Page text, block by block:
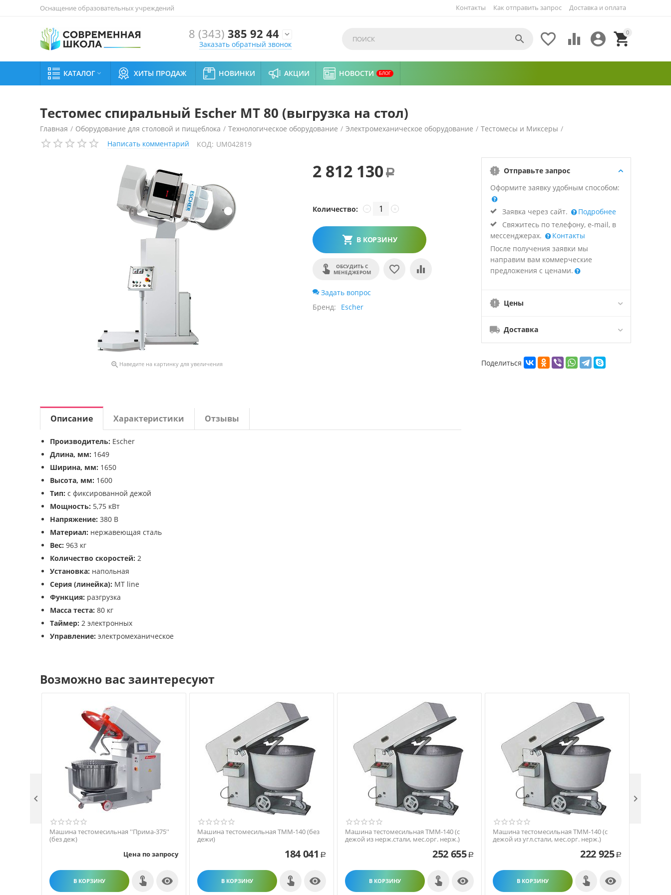
Оснащение образовательных учреждений Как отправить запрос Доставка и оплата
Контакты
8 (343) 385 92 44 
Заказать обратный звонок
0


 

КАТАЛОГ  ХИТЫ ПРОДАЖ НОВИНКИ АКЦИИ НОВОСТИ БЛОГ
Тестомес спиральный Escher MT 80 (выгрузка на стол)
Главная / Оборудование для столовой и пищеблока / Технологическое оборудование / Электромеханическое оборудование / Тестомесы и Миксеры /
Тестомес спиральный Escher MT 80 (выгрузка на стол)
Написать комментарий КОД: UM042819
 Наведите на картинку для увеличения
2 812 130 Р
Количество: +
−
В КОРЗИНУ
ОБСУДИТЬ С
МЕНЕДЖЕРОМ
Задать вопрос
Бренд
Escher
Отправьте запрос
Оформите заявку удобным способом:
Заявка через сайт.
Подробнее
Свяжитесь по телефону, e-mail, в
мессенджерах.
Контакты
После получения заявки мы
направим вам коммерческие
предложения с ценами.
Цены
Доставка
Поделиться
Описание Характеристики Отзывы
Производитель: Escher
Длина, мм: 1649
Ширина, мм: 1650
Высота, мм: 1600
Тип: с фиксированной дежой
Мощность: 5,75 кВт
Напряжение: 380 В
Материал: нержавеющая сталь
Вес: 963 кг
Количество скоростей: 2
Установка: напольная
Серия (линейка): MT line
Функция: разгрузка
Масса теста: 80 кг
Таймер: 2 электронных
Управление: электромеханическое
Возможно вас заинтересуют
Машина тестомесильная ''Прима-375''
(без деж)
Цена по запросу
В КОРЗИНУ 
Машина тестомесильная ТММ-140 (без
дежи)
184 041 Р
В КОРЗИНУ 
Машина тестомесильная ТММ-140 (с
дежой из нерж.стали, мес.орг. нерж.)
252 655 Р
В КОРЗИНУ 
Машина тестомесильная ТММ-140 (с
дежой из угл.стали, мес.орг. нерж.)
222 925 Р
В КОРЗИНУ 
 